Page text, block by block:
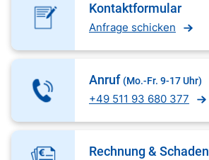
Kontaktformular
Anfrage schicken
Anruf (Mo.-Fr. 9-17 Uhr)
+49 511 93 680 377
Rechnung & Schaden